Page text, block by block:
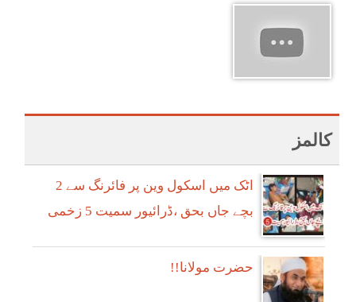
کالمز
اٹک میں اسکول وین پر فائرنگ سے 2
بچے جاں بحق ،ڈرائیور سمیت 5 زخمی
!!حضرت مولانا